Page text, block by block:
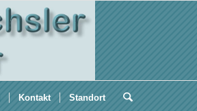
Kontakt Standort